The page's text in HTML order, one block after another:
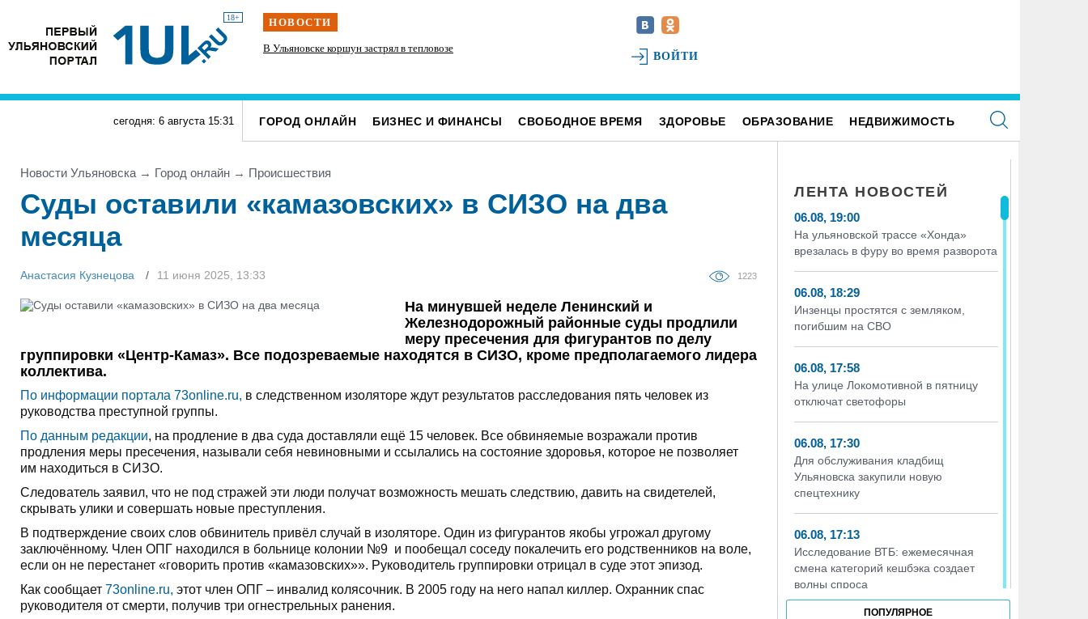
18+ НОВОСТИ
На ульяновской трассе «Хонда» врезалась в фуру
во время разворота
В Ульяновске коршун застрял в тепловозе
Жительницу Заволжья ограбил новый знакомый,
провожавший её домой после посиделок у
ВОЙТИ
сегодня: 6 августа 15:31 ГОРОД ОНЛАЙН БИЗНЕС И ФИНАНСЫ СВОБОДНОЕ ВРЕМЯ ЗДОРОВЬЕ ОБРАЗОВАНИЕ НЕДВИЖИМОСТЬ
Новости Ульяновска → Город онлайн → Проиcшествия
Суды оставили «камазовских» в СИЗО на два
месяца
Анастасия Кузнецова 11 июня 2025, 13:33 1223
На минувшей неделе Ленинский и
Железнодорожный районные суды продлили
меру пресечения для фигурантов по делу
группировки «Центр-Камаз». Все подозреваемые находятся в СИЗО, кроме предполагаемого лидера
коллектива.
По информации портала 73online.ru, в следственном изоляторе ждут результатов расследования пять человек из
руководства преступной группы.
По данным редакции, на продление в два суда доставляли ещё 15 человек. Все обвиняемые возражали против
продления меры пресечения, называли себя невиновными и ссылались на состояние здоровья, которое не позволяет
им находиться в СИЗО.
Следователь заявил, что не под стражей эти люди получат возможность мешать следствию, давить на свидетелей,
скрывать улики и совершать новые преступления.
В подтверждение своих слов обвинитель привёл случай в изоляторе. Один из фигурантов якобы угрожал другому
заключённому. Член ОПГ находился в больнице колонии №9 и пообещал соседу покалечить его родственников на воле,
если он не перестанет «говорить против «камазовских»». Руководитель группировки отрицал в суде этот эпизод.
Как сообщает 73online.ru, этот член ОПГ – инвалид колясочник. В 2005 году на него напал киллер. Охранник спас
руководителя от смерти, получив три огнестрельных ранения.
ЛЕНТА НОВОСТЕЙ
06.08, 19:00
На ульяновской трассе «Хонда»
врезалась в фуру во время разворота
06.08, 18:29
Инзенцы простятся с земляком,
погибшим на СВО
06.08, 17:58
На улице Локомотивной в пятницу
отключат светофоры
06.08, 17:30
Для обслуживания кладбищ
Ульяновска закупили новую
спецтехнику
06.08, 17:13
Исследование ВТБ: ежемесячная
смена категорий кешбэка создает
волны спроса
ПОПУЛЯРНОЕ